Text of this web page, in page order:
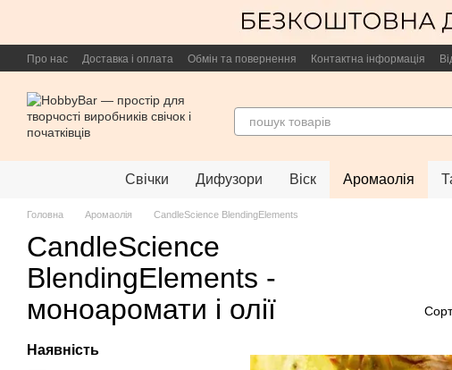
Про нас Доставка і оплата Обмін та повернення Контактна інформація
Свічки Дифузори Віск Аромаолія
Головна Аромаолія CandleScience BlendingElements
CandleScience
BlendingElements -
моноаромати і олії
Наявність